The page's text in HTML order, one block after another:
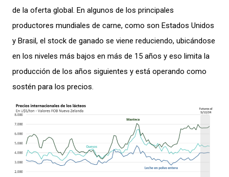
de la oferta global. En algunos de los principales
productores mundiales de carne, como son Estados Unidos
y Brasil, el stock de ganado se viene reduciendo, ubicándose
en los niveles más bajos en más de 15 años y eso limita la
producción de los años siguientes y está operando como
sostén para los precios.